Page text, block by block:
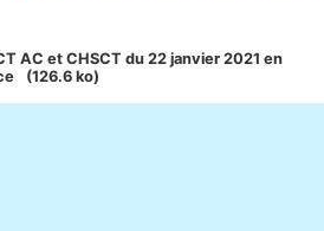
AC et CHSCT du 22 janvier 2021 en
(126.6 ko)